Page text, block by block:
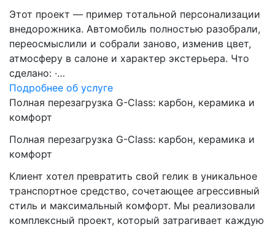
Этот проект — пример тотальной персонализации
внедорожника. Автомобиль полностью разобрали,
переосмыслили и собрали заново, изменив цвет,
атмосферу в салоне и характер экстерьера. Что
сделано: ·…
Подробнее об услуге
Полная перезагрузка G-Class: карбон, керамика и
комфорт
Полная перезагрузка G-Class: карбон, керамика и
комфорт
Клиент хотел превратить свой гелик в уникальное
транспортное средство, сочетающее агрессивный
стиль и максимальный комфорт. Мы реализовали
комплексный проект, который затрагивает каждую